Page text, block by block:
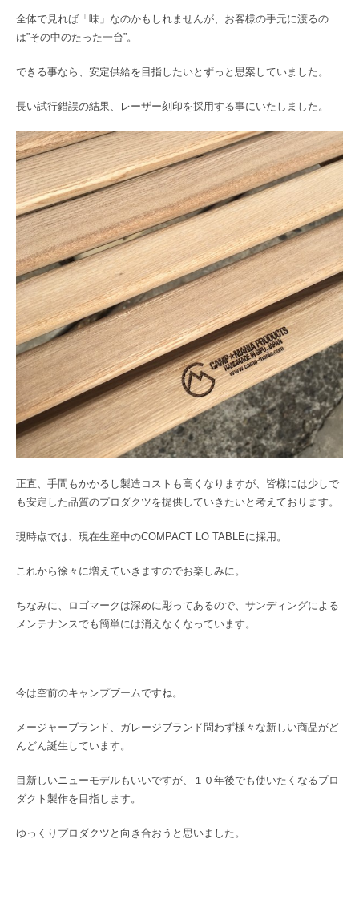
全体で見れば「味」なのかもしれませんが、お客様の手元に渡るの
は”その中のたった一台”。
できる事なら、安定供給を目指したいとずっと思案していました。
長い試行錯誤の結果、レーザー刻印を採用する事にいたしました。
正直、手間もかかるし製造コストも高くなりますが、皆様には少しで
も安定した品質のプロダクツを提供していきたいと考えております。
現時点では、現在生産中のCOMPACT LO TABLEに採用。
これから徐々に増えていきますのでお楽しみに。
ちなみに、ロゴマークは深めに彫ってあるので、サンディングによる
メンテナンスでも簡単には消えなくなっています。
今は空前のキャンプブームですね。
メージャーブランド、ガレージブランド問わず様々な新しい商品がど
んどん誕生しています。
目新しいニューモデルもいいですが、１０年後でも使いたくなるプロ
ダクト製作を目指します。
ゆっくりプロダクツと向き合おうと思いました。